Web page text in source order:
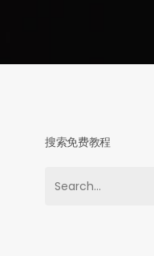
搜索免费教程